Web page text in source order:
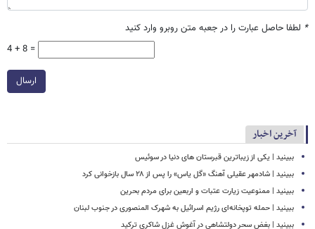
* لطفا حاصل عبارت را در جعبه متن روبرو وارد کنید
4 + 8 =
ارسال
آخرین اخبار
ببینید | یکی از زیباترین قبرستان های دنیا در سوئیس
ببینید | شادمهر عقیلی آهنگ «گل یاس» را پس از ۲۸ سال بازخوانی کرد
ببینید | ممنوعیت زیارت عتبات و اربعین برای مردم بحرین
ببینید | حمله توپخانه‌ای رژیم اسرائیل به شهرک المنصوری در جنوب لبنان
ببینید | بغض سحر دولتشاهی در آغوش غزل شاکری ترکید